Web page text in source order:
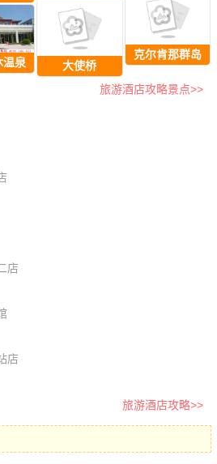
温泉 大使桥
克尔肯那群岛
旅游酒店攻略景点>>
店
店
旅游酒店攻略>>